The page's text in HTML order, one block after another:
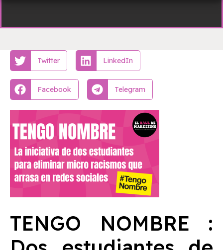
Twitter LinkedIn
Facebook Telegram
TENGO NOMBRE :